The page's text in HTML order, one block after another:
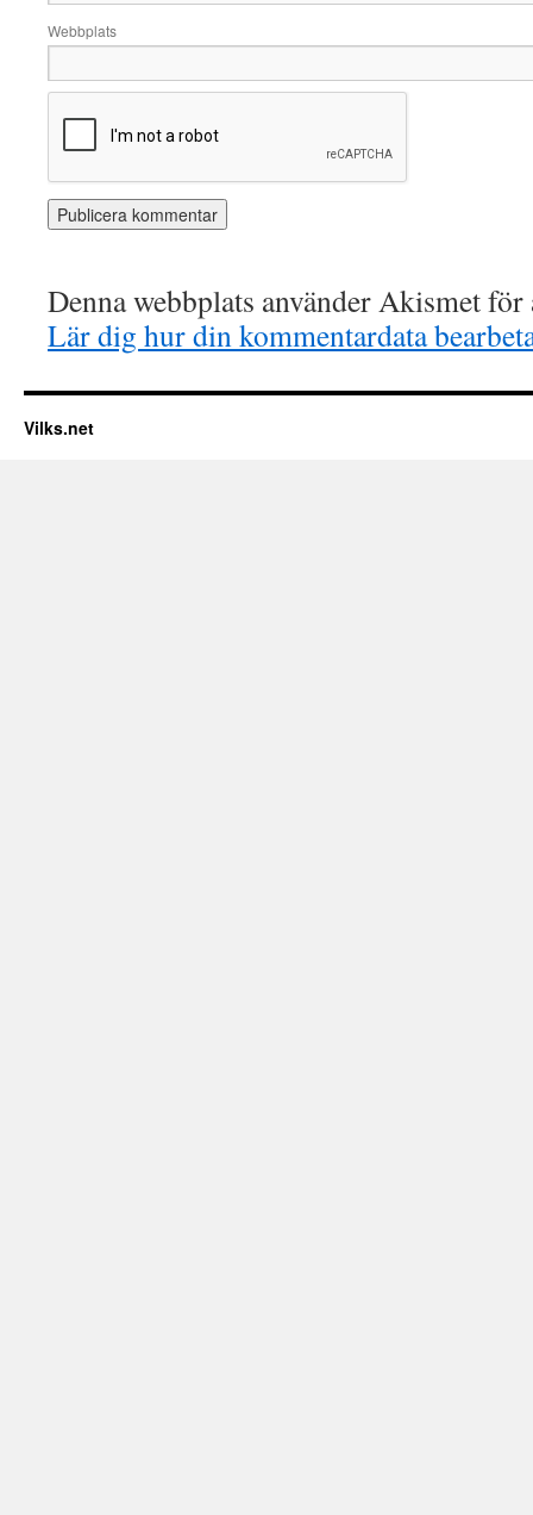
Webbplats
Denna webbplats använder Akismet
Lär dig hur din kommentardata
Vilks.net